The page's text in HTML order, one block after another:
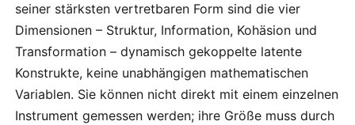
seiner stärksten vertretbaren Form sind die vier
Dimensionen – Struktur, Information, Kohäsion und
Transformation – dynamisch gekoppelte latente
Konstrukte, keine unabhängigen mathematischen
Variablen. Sie können nicht direkt mit einem einzelnen
Instrument gemessen werden; ihre Größe muss durch